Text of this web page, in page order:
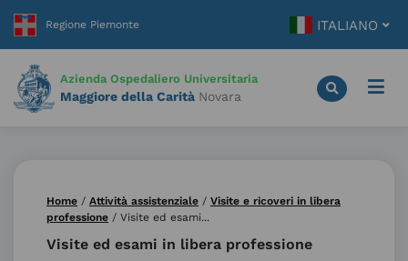
contenuto
ITALIANO
Azienda Ospedaliero Universitaria
Maggiore della Carità Novara
Home / Attività assistenziale / Visite e ricoveri in libera
professione / Visite ed esami...
Visite ed esami in libera professione